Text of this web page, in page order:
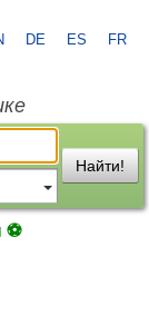
DE ES FR
Найти!
⚽